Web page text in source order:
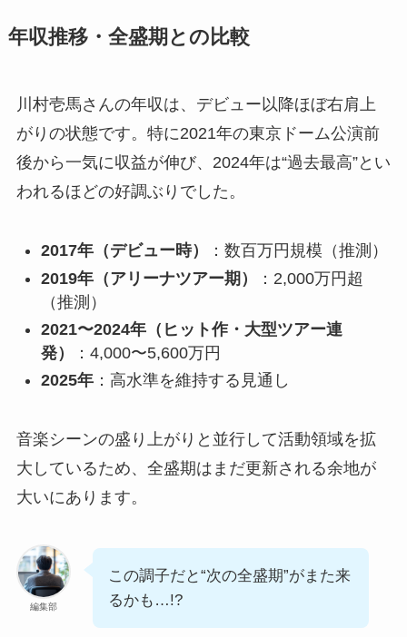
年収推移・全盛期との比較
川村壱馬さんの年収は、デビュー以降ほぼ右肩上
がりの状態です。特に2021年の東京ドーム公演前
後から一気に収益が伸び、2024年は“過去最高”とい
われるほどの好調ぶりでした。
2017年（デビュー時）
：数百万円規模（推測）
2019年（アリーナツアー期）
：2,000万円超
（推測）
2021〜2024年（ヒット作・大型ツアー連
発）
：4,000〜5,600万円
2025年：高水準を維持する見通し
音楽シーンの盛り上がりと並行して活動領域を拡
大しているため、全盛期はまだ更新される余地が
大いにあります。
編集部
この調子だと“次の全盛期”がまた来
るかも…!?